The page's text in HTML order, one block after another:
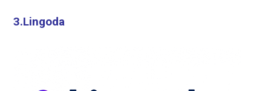
3.Lingoda